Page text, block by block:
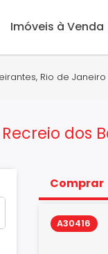
Imóveis à Venda
Rio de Janeiro
dos
Comprar
A30416